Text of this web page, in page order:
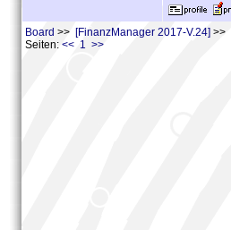
Board >> [FinanzManager 2017-V.24] >>
Seiten: << 1 >>